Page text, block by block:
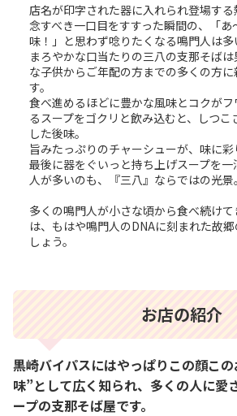
店名が印字された器に入れられ登場す
念すべき一口目をすすった瞬間の、「
味！」と思わず唸りたくなる鳴門人は多
まろやかな口当たりの三八の支那そば
な子供からご年配の方までの多くの方
す。
食べ進めるほどに豊かな風味とコクが
るスープをゴクリと飲み込むと、しつこ
した後味。
旨みたっぷりのチャーシューが、味に
最後に器をぐいっと持ち上げスープを
人が多いのも、『三八』ならではの光景。
多くの鳴門人が小さな頃から食べ続け
は、もはや鳴門人のDNAに刻まれた故
しょう。
お店の紹介
黒崎バイパスにはやっぱりこの顔こ
味”として広く知られ、多くの人に愛
ープの支那そば屋です。